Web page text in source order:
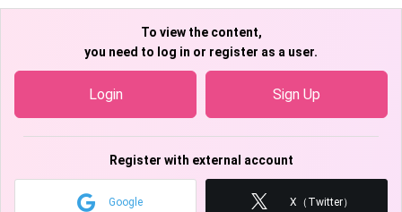
To view the content,
you need to log in or register as a user.
Login Sign Up
Register with external account
Google X（Twitter）